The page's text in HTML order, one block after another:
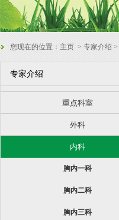
您现在的位置： 主页 > 专家介绍 >
专家介绍
重点科室
外科
内科
胸内一科
胸内二科
胸内三科